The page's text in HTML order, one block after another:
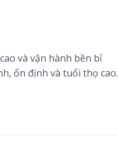
và vận hành bền bỉ
ổn định và tuổi thọ cao.